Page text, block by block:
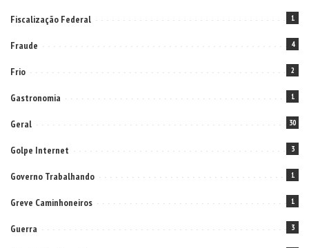
Fiscalização Federal 1
Fraude 4
Frio 2
Gastronomia 1
Geral 30
Golpe Internet 3
Governo Trabalhando 1
Greve Caminhoneiros 1
Guerra 3